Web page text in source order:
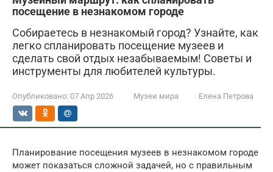
посещение в незнакомом городе
Собираетесь в незнакомый город? Узнайте, как
легко спланировать посещение музеев и
сделать свой отдых незабываемым! Советы и
инструменты для любителей культуры.
Опубликовано: 07 Апр 2026 Музеи мира Елена Петрова
Планирование посещения музеев в незнакомом городе
может показаться сложной задачей, но с правильным